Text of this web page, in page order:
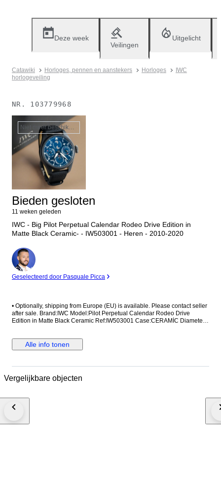
Deze week
Veilingen
Uitgelicht
Catawiki Horloges, pennen en aanstekers Horloges
IWC
horlogeveiling
NR. 103779968
Niet meer beschikbaar
Bieden gesloten
11 weken geleden
IWC - Big Pilot Perpetual Calendar Rodeo Drive Edition in
Matte Black Ceramic- - IW503001 - Heren - 2010-2020
Expert
Geselecteerd door Pasquale Picca
•⁠ ⁠Optionally, shipping from Europe (EU) is available. Please contact seller
after sale. Brand:IWC Model:Pilot Perpetual Calendar Rodeo Drive
Edition in Matte Black Ceramic Ref:IW503001 Case:CERAMİC Diameter:
and in very good condition Extras: No Box , No Papers The box shown in
the picture is a shooting accessories. Not included. Shipping via Fedex or
Alle info tonen
Vergelijkbare objecten